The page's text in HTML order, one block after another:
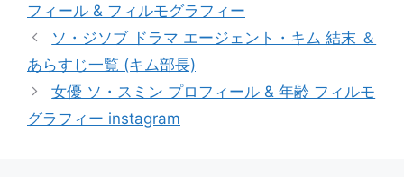
리
フィール & フィルモグラフィー
ソ・ジソブ ドラマ エージェント・キム 結末 ＆
あらすじ一覧 (キム部長)
女優 ソ・スミン プロフィール & 年齢 フィルモ
グラフィー instagram